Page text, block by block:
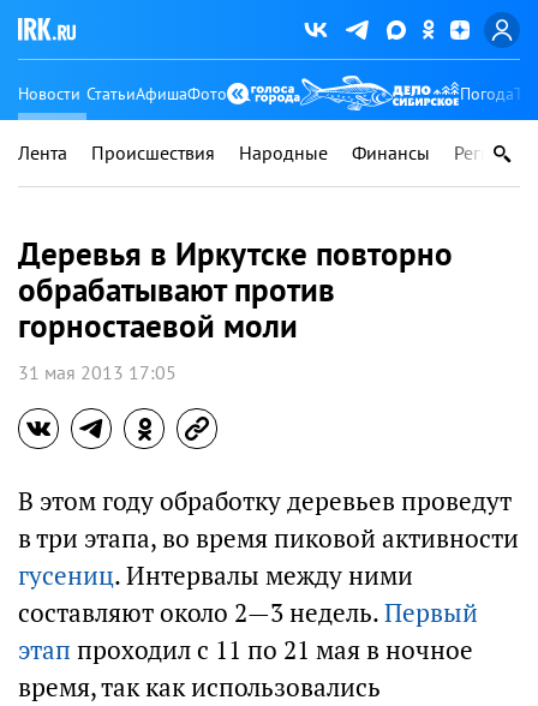
Новости СтатьиАфишаФото Погода
Лента Происшествия Народные Финансы Регионы
Деревья в Иркутске повторно
обрабатывают против
горностаевой моли
31 мая 2013 17:05
В этом году обработку деревьев проведут
в три этапа, во время пиковой активности
гусениц. Интервалы между ними
составляют около 2—3 недель.Первый
этап проходил с 11 по 21 мая в ночное
время, так как использовались